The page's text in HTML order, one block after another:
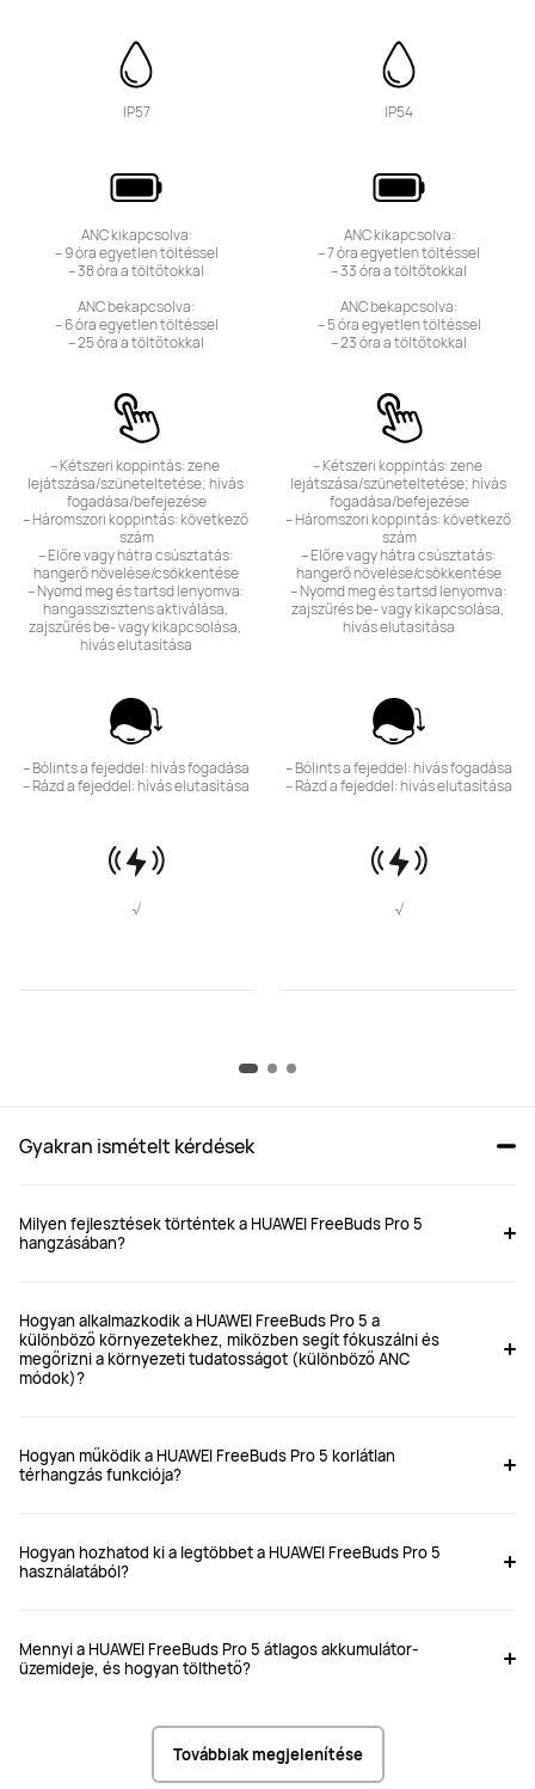
IP57
ANC kikapcsolva:
– 9 óra egyetlen töltéssel
– 38 óra a töltőtokkal
ANC bekapcsolva:
– 6 óra egyetlen töltéssel
– 25 óra a töltőtokkal
– Kétszeri koppintás: zene
lejátszása/szüneteltetése; hívás
fogadása/befejezése
– Háromszori koppintás: következő
szám
– Előre vagy hátra csúsztatás:
hangerő növelése/csökkentése
– Nyomd meg és tartsd lenyomva:
hangasszisztens aktiválása,
zajszűrés be- vagy kikapcsolása,
hívás elutasítása
– Bólints a fejeddel: hívás fogadása
– Rázd a fejeddel: hívás elutasítása
√
IP54
ANC kikapcsolva:
– 7 óra egyetlen töltéssel
– 33 óra a töltőtokkal
ANC bekapcsolva:
– 5 óra egyetlen töltéssel
– 23 óra a töltőtokkal
– Kétszeri koppintás: zene
lejátszása/szüneteltetése; hívás
fogadása/befejezése
– Háromszori koppintás: következő
szám
– Előre vagy hátra csúsztatás:
hangerő növelése/csökkentése
– Nyomd meg és tartsd lenyomva:
zajszűrés be- vagy kikapcsolása,
hívás elutasítása
– Bólints a fejeddel: hívás fogadása
– Rázd a fejeddel: hívás elutasítása
√
Gyakran ismételt kérdések
Milyen fejlesztések történtek a HUAWEI FreeBuds Pro 5
hangzásában?
Hogyan alkalmazkodik a HUAWEI FreeBuds Pro 5 a
különböző környezetekhez, miközben segít fókuszálni és
megőrizni a környezeti tudatosságot (különböző ANC
módok)?
Hogyan működik a HUAWEI FreeBuds Pro 5 korlátlan
térhangzás funkciója?
Hogyan hozhatod ki a legtöbbet a HUAWEI FreeBuds Pro 5
használatából?
Mennyi a HUAWEI FreeBuds Pro 5 átlagos akkumulátor-
üzemideje, és hogyan tölthető?
Továbbiak megjelenítése